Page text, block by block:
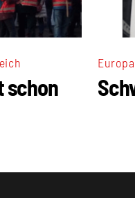
schon
Europa